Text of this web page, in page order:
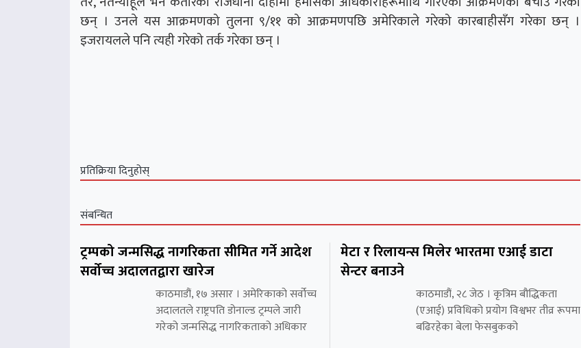
छन् । उनले यस आक्रमणको तुलना ९/११ को आक्रमणपछि अमेरिकाले गरेको कारबाहीसँग गरेका छन् ।
इजरायलले पनि त्यही गरेको तर्क गरेका छन् ।
प्रतिक्रिया दिनुहोस्
संबन्धित
ट्रम्पको जन्मसिद्ध नागरिकता सीमित गर्ने आदेश
सर्वोच्च अदालतद्वारा खारेज
काठमाडौं, १७ असार । अमेरिकाको सर्वोच्च
अदालतले राष्ट्रपति डोनाल्ड ट्रम्पले जारी
गरेको जन्मसिद्ध नागरिकताको अधिकार
मेटा र रिलायन्स मिलेर भारतमा एआई डाटा
सेन्टर बनाउने
काठमाडौं, २८ जेठ । कृत्रिम बौद्धिकता
(एआई) प्रविधिको प्रयोग विश्वभर तीव्र रूपमा
बढिरहेका बेला फेसबुकको